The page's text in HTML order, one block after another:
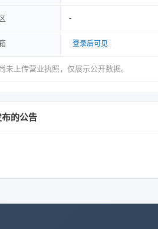
-
登录后可见
未上传营业执照，仅展示公开数据。
的公告